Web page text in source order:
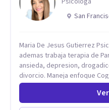
San
Maria De Jesus Gutierrez Psicologa Clinica y Sexologa,
ademas trabaja terapia de
ansieda, depresion, drogadiccio,
divorcio. Maneja enfoque
de experiencia,
diferntes areas de la Salud